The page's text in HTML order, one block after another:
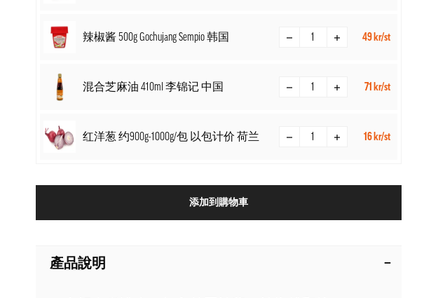
辣椒酱 500g Gochujang Sempio 韩国 49 kr/st
混合芝麻油 410ml 李锦记 中国 71 kr/st
红洋葱 约900g-1000g/包 以包计价 荷兰 16 kr/st
添加到購物車
產品說明